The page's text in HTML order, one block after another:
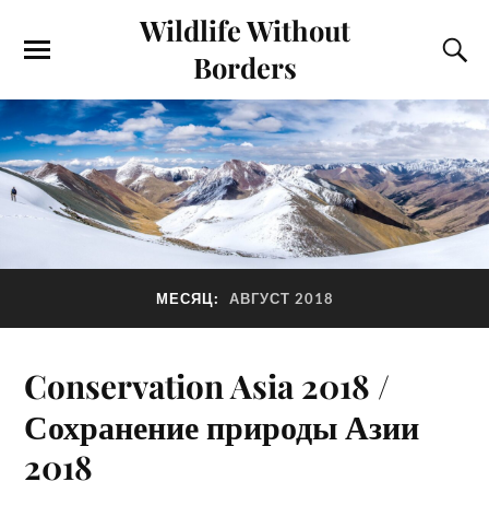
Wildlife Without
Borders
МЕСЯЦ: АВГУСТ 2018
Conservation Asia 2018 /
Сохранение природы Азии
2018